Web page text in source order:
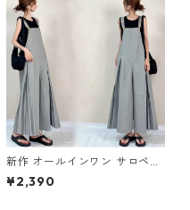
新作 オールインワン サロペッ
トパンツ m-462
¥2,390